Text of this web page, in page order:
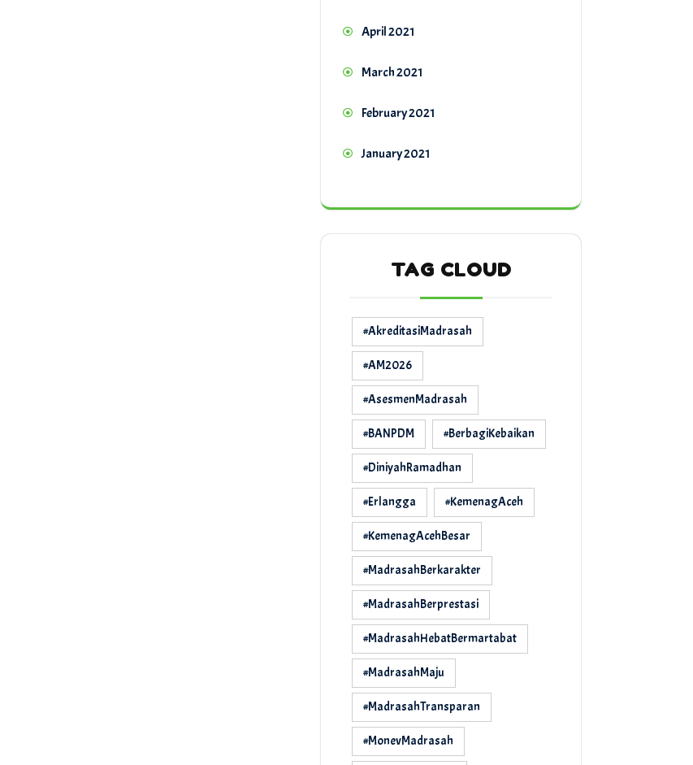
April 2021
March 2021
February 2021
January 2021
TAG CLOUD
#AkreditasiMadrasah
#AM2026
#AsesmenMadrasah
#BANPDM #BerbagiKebaikan
#DiniyahRamadhan
#Erlangga #KemenagAceh
#KemenagAcehBesar
#MadrasahBerkarakter
#MadrasahBerprestasi
#MadrasahHebatBermartabat
#MadrasahMaju
#MadrasahTransparan
#MonevMadrasah